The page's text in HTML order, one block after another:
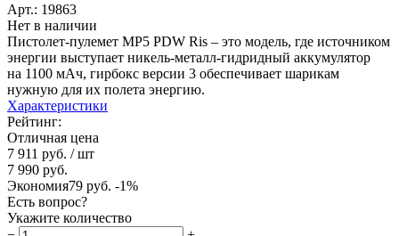
Арт.: 19863
Нет в наличии
Пистолет-пулемет MP5 PDW Ris – это модель, где источником
энергии выступает никель-металл-гидридный аккумулятор
на 1100 мАч, гирбокс версии 3 обеспечивает шарикам
нужную для их полета энергию.
Характеристики
Рейтинг:
Отличная цена
7 911 руб. / шт
7 990 руб.
Экономия79 руб. -1%
Есть вопрос?
Укажите количество